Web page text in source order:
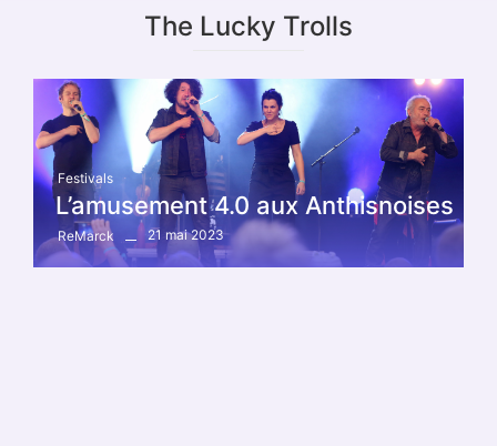
The Lucky Trolls
Festivals
L’amusement 4.0 aux Anthisnoises
ReMarck 21 mai 2023